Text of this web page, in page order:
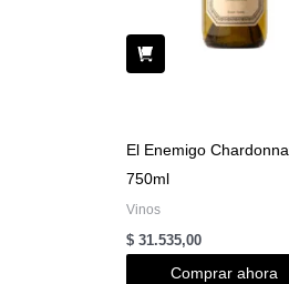
El Enemigo
750ml
Vinos
$ 31.535,00
Comprar ahora